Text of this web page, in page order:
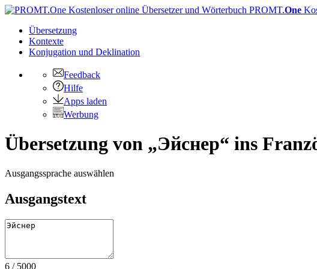
PROMT.One
Übersetzung
Kontexte
Konjugation und Deklination
Feedback
Hilfe
Apps laden
Werbung
Übersetzung von „Эйснер“ ins
Ausgangssprache auswählen
Ausgangstext
6 / 5000